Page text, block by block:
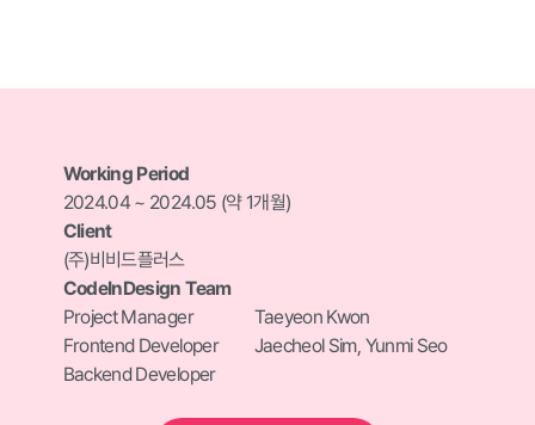
Working Period
2024.04 ~ 2024.05 (약 1개월)
Client
(주)비비드플러스
CodeInDesign Team
Project Manager
Taeyeon Kwon
Frontend Developer
Jaecheol Sim, Yunmi Seo
Backend Developer